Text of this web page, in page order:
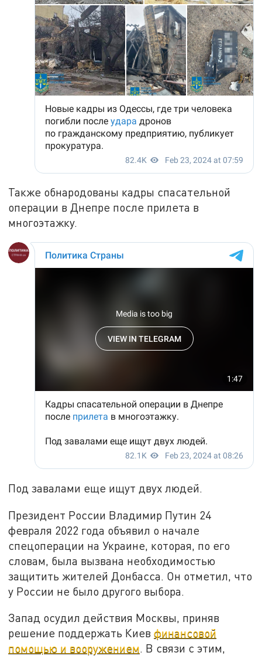
Также обнародованы кадры спасательной
операции в Днепре после прилета в
многоэтажку.
Под завалами еще ищут двух людей.
Президент России Владимир Путин 24
февраля 2022 года объявил о начале
спецоперации на Украине, которая, по его
словам, была вызвана необходимостью
защитить жителей Донбасса. Он отметил, что
у России не было другого выбора.
Запад осудил действия Москвы, приняв
решение поддержать Киевфинансовой
помощью и вооружением. В связи с этим,